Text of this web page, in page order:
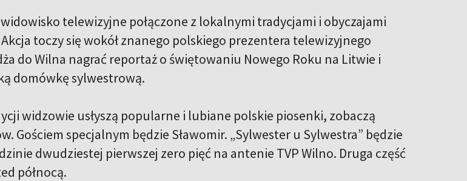
telewizyjne połączone z lokalnymi tradycjami i obyczajami
toczy się wokół znanego polskiego prezentera telewizyjnego
do Wilna nagrać reportaż o świętowaniu Nowego Roku na Litwie i
domówkę sylwestrową.
widzowie usłyszą popularne i lubiane polskie piosenki, zobaczą
Gościem specjalnym będzie Sławomir. „Sylwester u Sylwestra” będzie
dwudziestej pierwszej zero pięć na antenie TVP Wilno. Druga część
północą.